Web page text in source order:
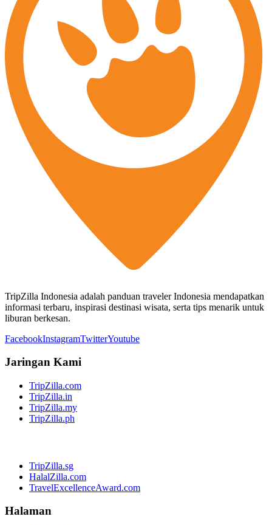
TripZilla Indonesia adalah panduan traveler Indonesia mendapatkan
informasi terbaru, inspirasi destinasi wisata, serta tips menarik untuk
liburan berkesan.
FacebookInstagramTwitterYoutube
Jaringan Kami
TripZilla.com
TripZilla.in
TripZilla.my
TripZilla.ph
TripZilla.sg
HalalZilla.com
TravelExcellenceAward.com
Halaman